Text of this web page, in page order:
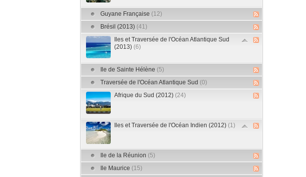
Guyane Française (12)
Brésil (2013) (41)
Iles et Traversée de l'Océan Atlantique Sud
(2013) (6)
Ile de Sainte Hélène (5)
Traversée de l'Océan Atlantique Sud (0)
Afrique du Sud (2012) (24)
Iles et Traversée de l'Océan Indien (2012) (1)
Ile de la Réunion (5)
Ile Maurice (15)